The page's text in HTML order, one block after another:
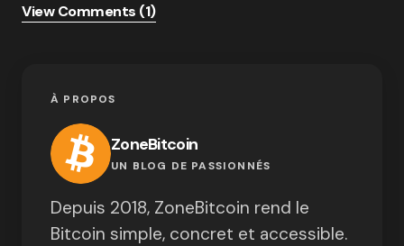
View Comments (1)
À PROPOS
ZoneBitcoin
UN BLOG DE PASSIONNÉS
Depuis 2018, ZoneBitcoin rend le
Bitcoin simple, concret et accessible.